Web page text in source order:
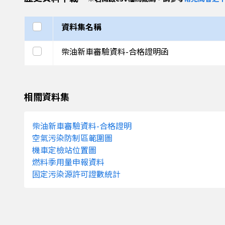
汽車股份有
限公司台灣
分公司
英屬維京群
限公司台灣
瑞典 —
英屬維京群
島商永德福
汽車股份有
限公司台灣
分公司
瑞典
選取全部
資料集名稱
選取此列
柴油新車審驗資料-合格證明函
相關資料集
柴油新車審驗資料-合格證明
空氣污染防制區範圍圖
機車定檢站位置圖
燃料季用量申報資料
固定污染源許可證數統計